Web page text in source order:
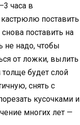
часа в
поставить
поставить на
не надо, чтобы
от ложки, вылить
будет слой
снять с
кусочками и
многих лет —